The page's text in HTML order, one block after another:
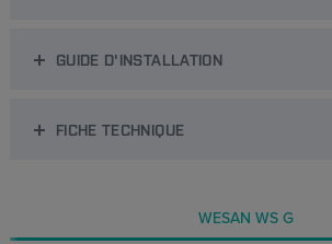
GUIDE D'INSTALLATION
FICHE TECHNIQUE
WESAN WS G